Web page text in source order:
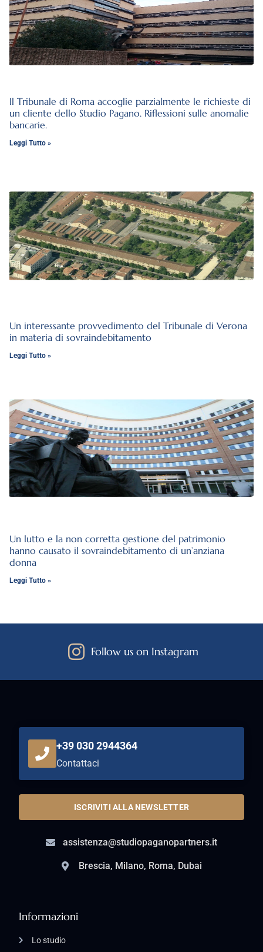
Il Tribunale di Roma accoglie parzialmente le richieste di
un cliente dello Studio Pagano. Riflessioni sulle anomalie
bancarie.
Leggi Tutto »
Un interessante provvedimento del Tribunale di Verona
in materia di sovraindebitamento
Leggi Tutto »
Un lutto e la non corretta gestione del patrimonio
hanno causato il sovraindebitamento di un’anziana
donna
Leggi Tutto »
Follow us on Instagram
Informazioni
Lo studio
+39 030 2944364
Contattaci
ISCRIVITI ALLA NEWSLETTER
assistenza@studiopaganopartners.it
Brescia, Milano, Roma, Dubai